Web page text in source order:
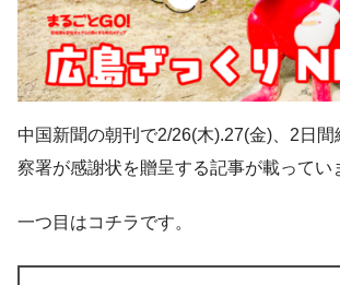
中国新聞の朝刊で2/26(木).27(金)、2日間
察署が感謝状を贈呈する記事が載ってい
一つ目はコチラです。